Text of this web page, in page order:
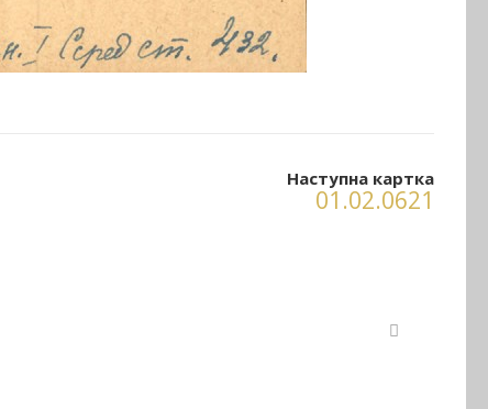
Наступна картка
01.02.0621